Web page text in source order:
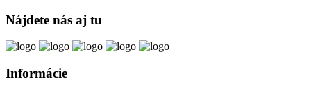
Nájdete nás aj tu
Informácie